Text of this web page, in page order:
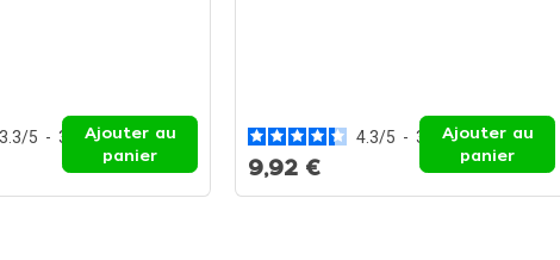
3.3/5 - 3 avis
Ajouter au
panier
4.3/5 - 3 avis
9,92 €
Ajouter au
panier